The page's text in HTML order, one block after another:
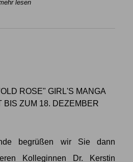
lesen
ROSE" GIRL'S MANGA
BIS ZUM 18. DEZEMBER
begrüßen wir Sie dann
Kolleginnen Dr. Kerstin